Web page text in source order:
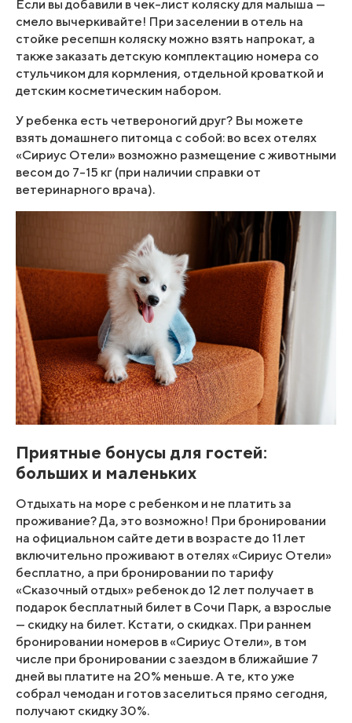
Если вы добавили в чек-лист коляску для малыша —
смело вычеркивайте! При заселении в отель на
стойке ресепшн коляску можно взять напрокат, а
также заказать детскую комплектацию номера со
стульчиком для кормления, отдельной кроваткой и
детским косметическим набором.
У ребенка есть четвероногий друг? Вы можете
взять домашнего питомца с собой: во всех отелях
«Сириус Отели» возможно размещение с животными
весом до 7-15 кг (при наличии справки от
ветеринарного врача).
Приятные бонусы для гостей:
больших и маленьких
Отдыхать на море с ребенком и не платить за
проживание? Да, это возможно! При бронировании
на официальном сайте дети в возрасте до 11 лет
включительно проживают в отелях «Сириус Отели»
бесплатно, а при бронировании по тарифу
«Сказочный отдых» ребенок до 12 лет получает в
подарок бесплатный билет в Сочи Парк, а взрослые
— скидку на билет. Кстати, о скидках. При раннем
бронировании номеров в «Сириус Отели», в том
числе при бронировании с заездом в ближайшие 7
дней вы платите на 20% меньше. А те, кто уже
собрал чемодан и готов заселиться прямо сегодня,
получают скидку 30%.